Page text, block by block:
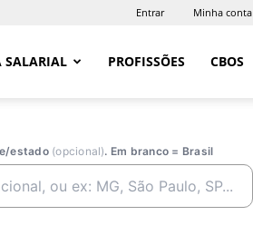
Entrar Minha conta
SALARIAL PROFISSÕES CBOS
estado (opcional). Em branco = Brasil